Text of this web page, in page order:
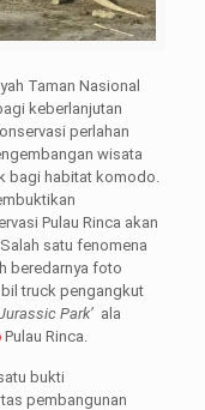
Taman Nasional
keberlanjutan
perlahan
wisata
bagi habitat komodo.
Pulau Rinca akan
satu fenomena
beredarnya foto
truck pengangkut
Park’ala
Pulau Rinca.
bukti
pembangunan